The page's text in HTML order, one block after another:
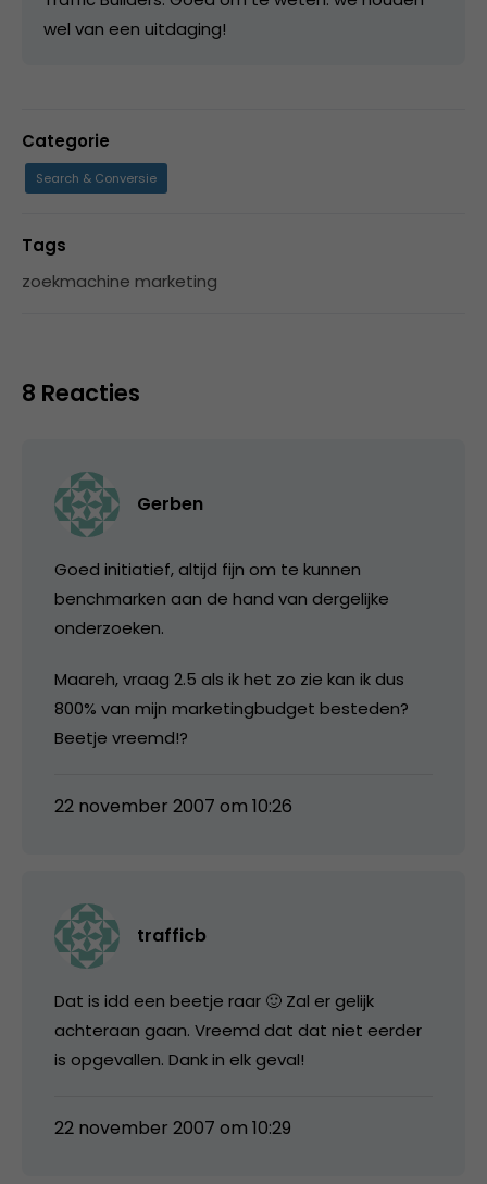
wel van een uitdaging!
Categorie
Search & Conversie
Tags
zoekmachine marketing
8 Reacties
Gerben
Goed initiatief, altijd fijn om te kunnen
benchmarken aan de hand van dergelijke
onderzoeken.
Maareh, vraag 2.5 als ik het zo zie kan ik dus
800% van mijn marketingbudget besteden?
Beetje vreemd!?
22 november 2007 om 10:26
trafficb
Dat is idd een beetje raar 🙂 Zal er gelijk
achteraan gaan. Vreemd dat dat niet eerder
is opgevallen. Dank in elk geval!
22 november 2007 om 10:29